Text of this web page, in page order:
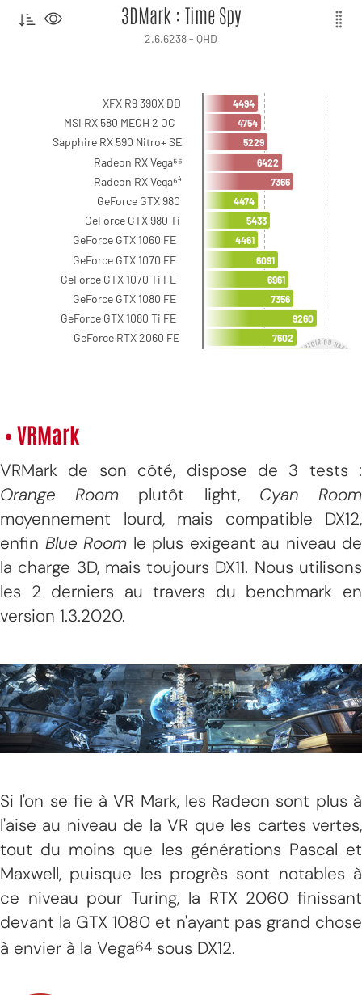
• VRMark
VRMark de son côté, dispose de 3 tests :
Orange Room plutôt light, Cyan
Room
moyennement lourd, mais compatible DX12,
enfin Blue Room le plus exigeant au niveau de
la charge 3D, mais toujours DX11. Nous utilisons
les 2 derniers au travers du benchmark en
version 1.3.2020.
Si l'on se fie à VR Mark, les Radeon sont plus à
l'aise au niveau de la VR que les cartes vertes,
tout du moins que les générations Pascal et
Maxwell, puisque les progrès sont notables à
ce niveau pour Turing, la RTX 2060 finissant
devant la GTX 1080 et n'ayant pas grand chose
à envier à la Vega64 sous DX12.